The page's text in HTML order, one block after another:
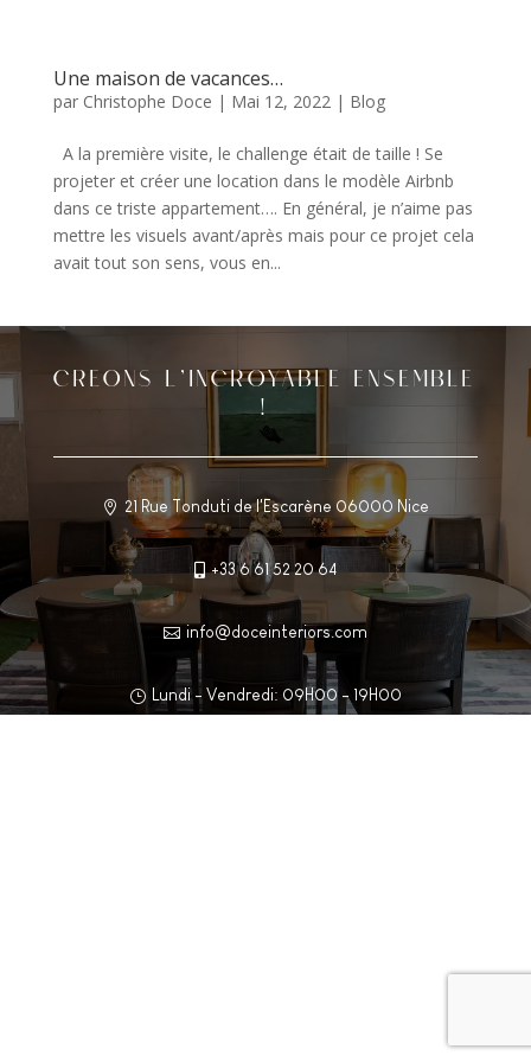
Une maison de vacances…
par Christophe Doce | Mai 12, 2022| Blog
A la première visite, le challenge était de taille ! Se
projeter et créer une location dans le modèle Airbnb
dans ce triste appartement…. En général, je n’aime pas
mettre les visuels avant/après mais pour ce projet cela
avait tout son sens, vous en...
CREONS L’INCROYABLE ENSEMBLE
!
 21 Rue Tonduti de l'Escarène 06000 Nice
 +33 6 61 52 20 64
 info@doceinteriors.com
} Lundi - Vendredi: 09H00 - 19H00